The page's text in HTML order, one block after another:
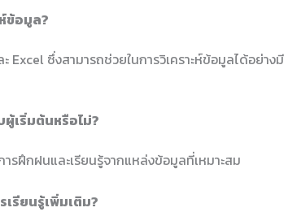
ข้อมูล?
Excel ซึ่งสามารถช่วยในการวิเคราะห์ข้อมูลได้อย่างมี
เริ่มต้นหรือไม่?
รฝึกฝนและเรียนรู้จากแหล่งข้อมูลที่เหมาะสม
รียนรู้เพิ่มเติม?